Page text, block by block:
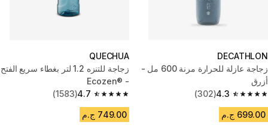
DECATHLON
زجاجة عازلة للحرارة مرنة 600 مل -
أزرق
4.3
4.3 out of 5 stars from 302 reviews
(302)
699.00 ج.م
QUECHUA
‎‎‎زجاجة للتنزه 1.2 لتر بغطاء سريع الفتح
- Ecozen®‎
4.7
4.7 out of 5 stars from 1583 reviews
(1583)
749.00 ج.م